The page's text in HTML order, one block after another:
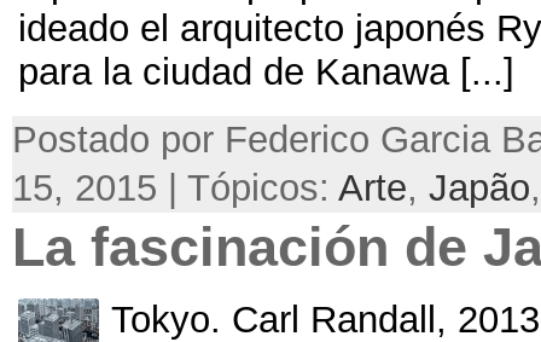
ideado el arquitecto japonés
para la ciudad de Kanawa[...]
Postado por Federico Garcia
15, 2015 | Tópicos: Arte, Japão
La fascinación de
Tokyo. Carl Randall, 2013